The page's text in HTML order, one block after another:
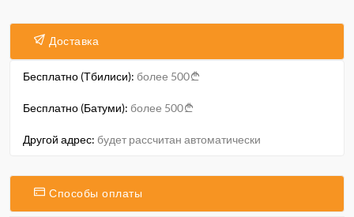
Доставка
Бесплатно (Тбилиси): более 500
Бесплатно (Батуми): более 500
Другой адрес: будет рассчитан автоматически
Способы оплаты